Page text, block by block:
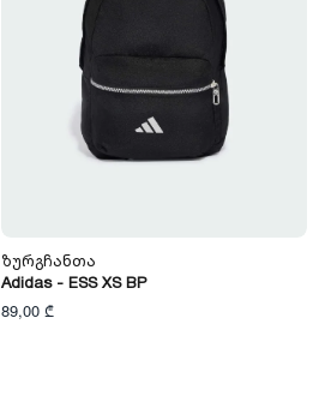
Ზურგჩანთა
Adidas - ESS XS BP
89,00 ₾